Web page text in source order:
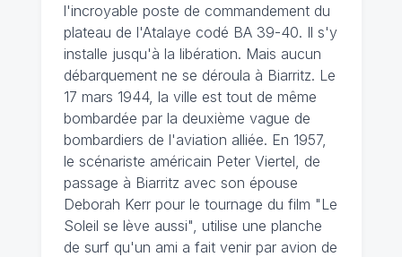
l'incroyable poste de commandement du
plateau de l'Atalaye codé BA 39-40. Il s'y
installe jusqu'à la libération. Mais aucun
débarquement ne se déroula à Biarritz. Le
17 mars 1944, la ville est tout de même
bombardée par la deuxième vague de
bombardiers de l'aviation alliée. En 1957,
le scénariste américain Peter Viertel, de
passage à Biarritz avec son épouse
Deborah Kerr pour le tournage du film "Le
Soleil se lève aussi", utilise une planche
de surf qu'un ami a fait venir par avion de